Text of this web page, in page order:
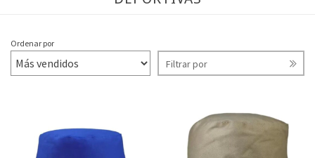
Ordenar por
Filtrar por